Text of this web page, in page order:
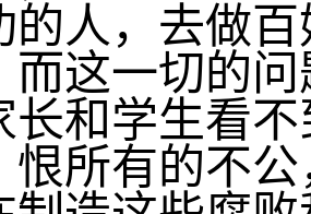
的人，去做
而这一切的
长和学生看
恨所有的不